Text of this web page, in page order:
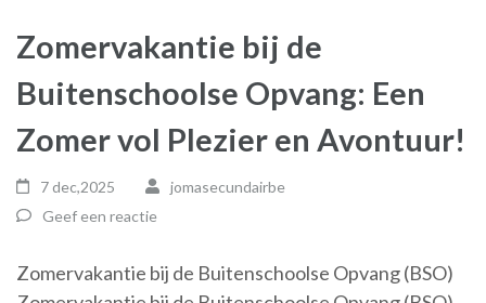
Zomervakantie bij de
Buitenschoolse Opvang: Een
Zomer vol Plezier en Avontuur!
7 dec,2025
jomasecundairbe
Geef een reactie
Zomervakantie bij de Buitenschoolse Opvang (BSO)